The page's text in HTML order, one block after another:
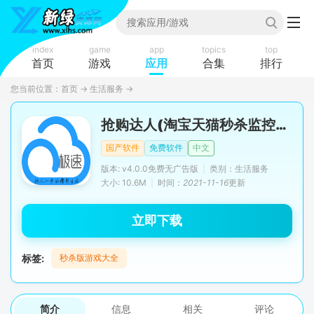
index
首页
game
游戏
app
应用
topics
合集
top
排行
您当前位置： 首页 → 生活服务 →
抢购达人(淘宝天猫秒杀监控软件安卓手机版)
国产软件 免费软件
中文
版本: v4.0.0免费无广告版
类别：生活服务
大小: 10.6M
时间： 2021-11-16更新
立即下载
标签: 秒杀版游戏大全
简介 信息 相关 评论